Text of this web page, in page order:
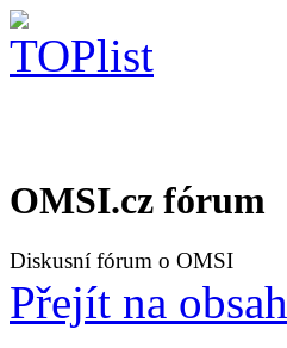
OMSI.cz fórum
Diskusní fórum o OMSI
Přejít na obsah